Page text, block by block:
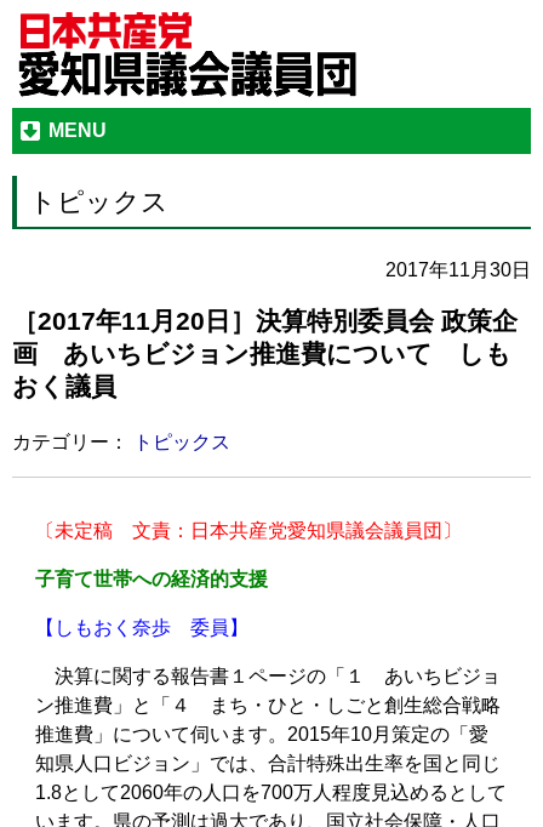
MENU
トピックス
2017年11月30日
［2017年11月20日］決算特別委員会 政策企
画 あいちビジョン推進費について しも
おく議員
カテゴリー： トピックス
〔未定稿 文責：日本共産党愛知県議会議員団〕
子育て世帯への経済的支援
【しもおく奈歩 委員】
決算に関する報告書１ページの「１ あいちビジョ
ン推進費」と「４ まち・ひと・しごと創生総合戦略
推進費」について伺います。2015年10月策定の「愛
知県人口ビジョン」では、合計特殊出生率を国と同じ
1.8として2060年の人口を700万人程度見込めるとして
います。県の予測は過大であり、国立社会保障・人口